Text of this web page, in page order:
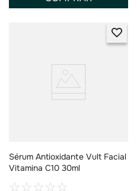
Sérum Antioxidante Vult Facial
Vitamina C10 30ml
☆☆☆☆☆